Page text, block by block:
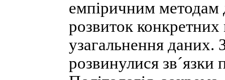
емпіричним
розвиток
узагальнення даних.
розвинулися зв´язки